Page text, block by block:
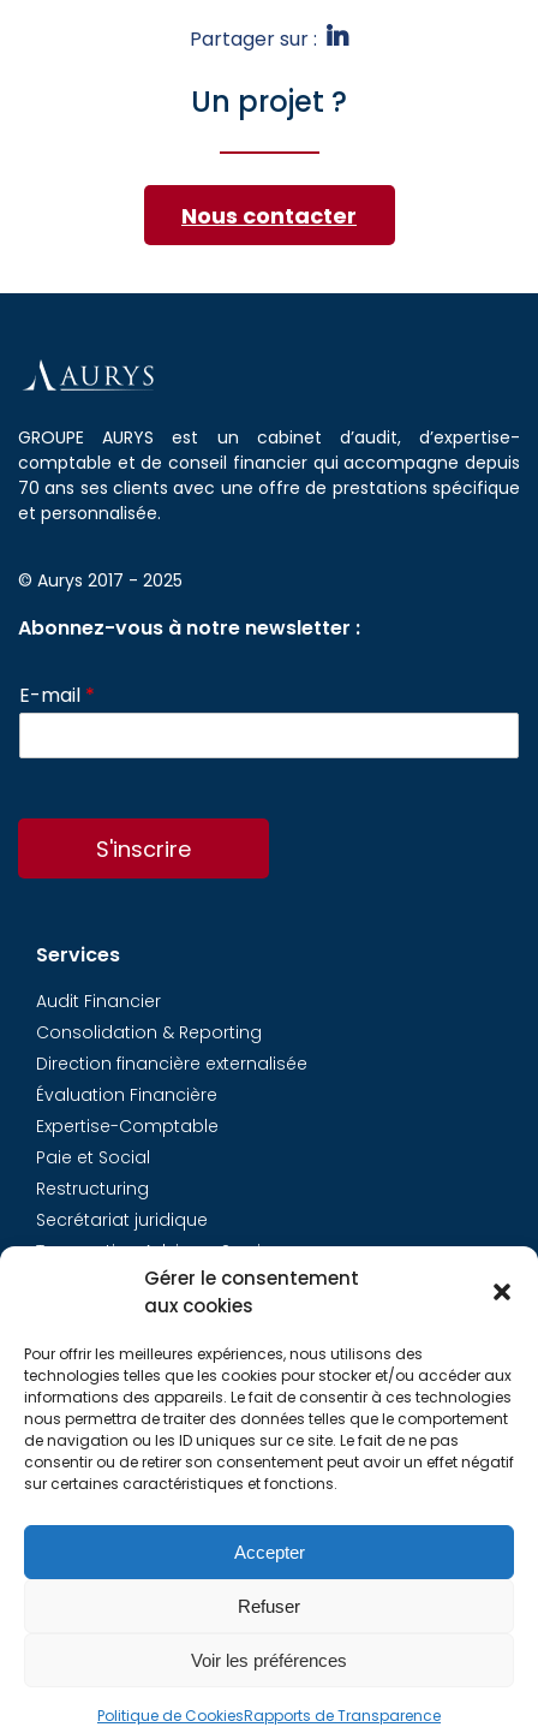
Gérer le consentement
aux cookies
Pour offrir les meilleures expériences, nous utilisons des
technologies telles que les cookies pour stocker et/ou accéder aux
informations des appareils. Le fait de consentir à ces technologies
nous permettra de traiter des données telles que le comportement
de navigation ou les ID uniques sur ce site. Le fait de ne pas
consentir ou de retirer son consentement peut avoir un effet négatif
sur certaines caractéristiques et fonctions.
Accepter
Refuser
Voir les préférences
Politique de CookiesRapports de Transparence
Partager sur :
Un projet ?
Nous contacter
GROUPE AURYS est un cabinet d’audit, d’expertise-
comptable et de conseil financier qui accompagne depuis
70 ans ses clients avec une offre de prestations spécifique
et personnalisée.
© Aurys 2017 - 2025
Abonnez-vous à notre newsletter :
E-mail *
S'inscrire
Services
Audit Financier
Consolidation & Reporting
Direction financière externalisée
Évaluation Financière
Expertise-Comptable
Paie et Social
Restructuring
Secrétariat juridique
Transaction Advisory Services
Équipe
Carrières
Contact
Liens utiles
Politique de Cookies (EU)